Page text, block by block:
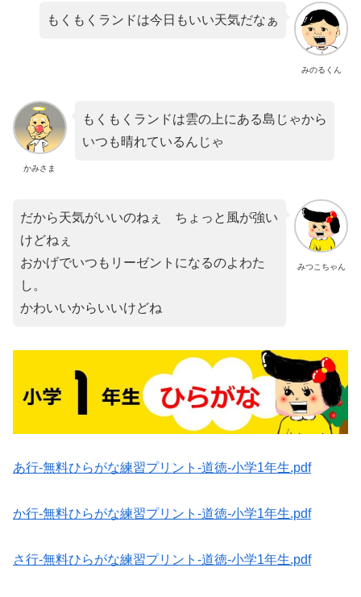
みのるくん
もくもくランドは今日もいい天気だなぁ
かみさま
もくもくランドは雲の上にある島じゃから
いつも晴れているんじゃ
みつこちゃん
だから天気がいいのねぇ ちょっと風が強い
けどねぇ
おかげでいつもリーゼントになるのよわた
し。
かわいいからいいけどね
あ行-無料ひらがな練習プリント-道徳-小学1年生.pdf
か行-無料ひらがな練習プリント-道徳-小学1年生.pdf
さ行-無料ひらがな練習プリント-道徳-小学1年生.pdf